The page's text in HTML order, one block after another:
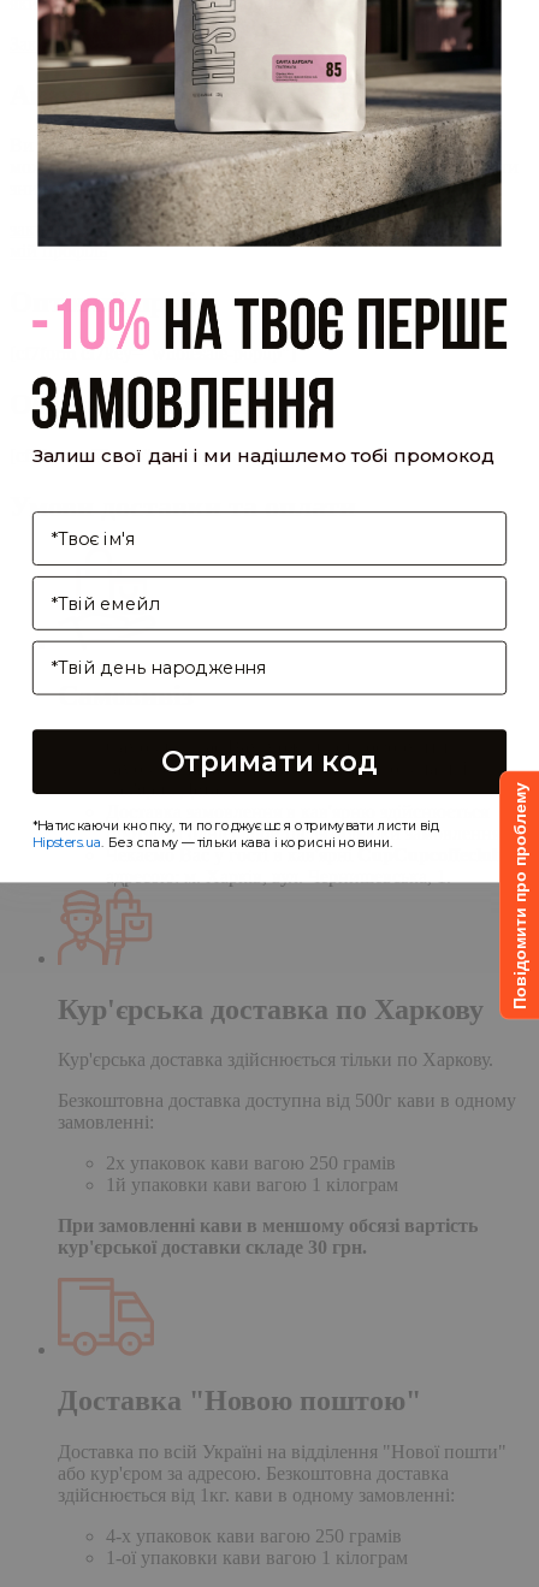
Повідомити про проблему
Закрити
Акаунт створено
Ви зареєструвалися на сайті Hipster.coffeeroasters і вже
можете користуватися особистим кабінетом, щоб отримувати
знижки та відстежувати історію замовлень!
мій профіль
Оптовий прайс
[cf7form cf7key="wholesale-popup"]
Обсмажування кави
[cf7form cf7key="roasting-popup"]
Умови доставки та оплати
Самовивіз
Самовивіз дає Вам можливість оформити
замовлення на сайті, а забрати його в нашій
кав'ярні. Деталі:
протягом однієї доби після обробки замовлення;
Чекаємо Вас у гості в кав'ярні
за
Кур'єрська доставка по Харкову
Кур'єрська доставка здійснюється тільки по Харкову.
Безкоштовна доставка доступна від 500г кави в одному
замовленні:
2х упаковок кави вагою 250 грамів
1й упаковки кави вагою 1 кілограм
При замовленні кави в меншому обсязі вартість
кур'єрської доставки складе 30 грн.
Доставка "Новою поштою"
Доставка по всій Україні на відділення "Нової пошти"
або кур'єром за адресою. Безкоштовна доставка
здійснюється від 1кг. кави в одному замовленні:
4-х упаковок кави вагою 250 грамів
1-ої упаковки кави вагою 1 кілограм
Залиш свої дані і ми надішлемо тобі промокод
І'мя
Enter your email address
Birthday
Отримати код
*Натискаючи кнопку, ти погоджуєшся отримувати листи від
Hipsters.ua. Без спаму — тільки кава і корисні новини.